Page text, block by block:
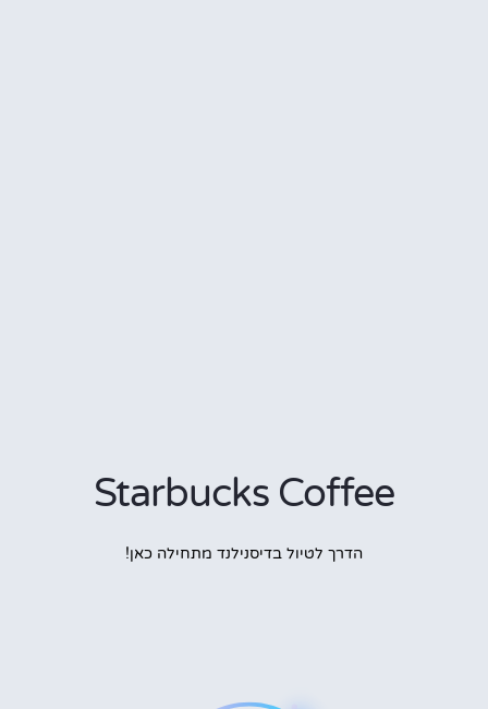
Starbucks Coffee
הדרך לטיול בדיסנילנד מתחילה כאן!